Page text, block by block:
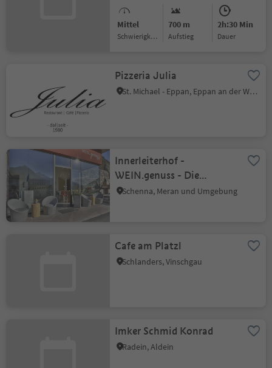
Mittel
Schwierigkeitsgrad
700 m
Aufstieg
2h:30 Min
Dauer
Pizzeria Julia
St. Michael - Eppan, Eppan an der Weinstraße, Südtiroler Weinstraße
Innerleiterhof -
WEIN.genuss - Die
Weinlounge des Weinguts
Schenna, Meran und Umgebung
Cafe am Platzl
Schlanders, Vinschgau
Imker Schmid Konrad
Radein, Aldein